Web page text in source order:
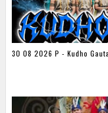
30 08 2026 P - Kudho